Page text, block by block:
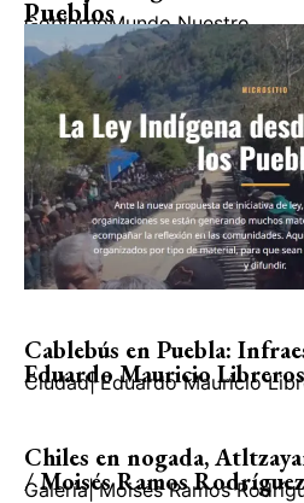
Pueblos
GobiernoMundo Nuestro
Cablebús en Puebla:
Eduardo Mauricio
Ciudad| Eduardo Mauricio
Chiles en nogada,
/ Moisés Ramos Rodríguez
Galería| Moisés Ramos